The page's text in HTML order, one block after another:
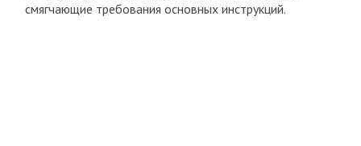
смягчающие требования основных инструкций.